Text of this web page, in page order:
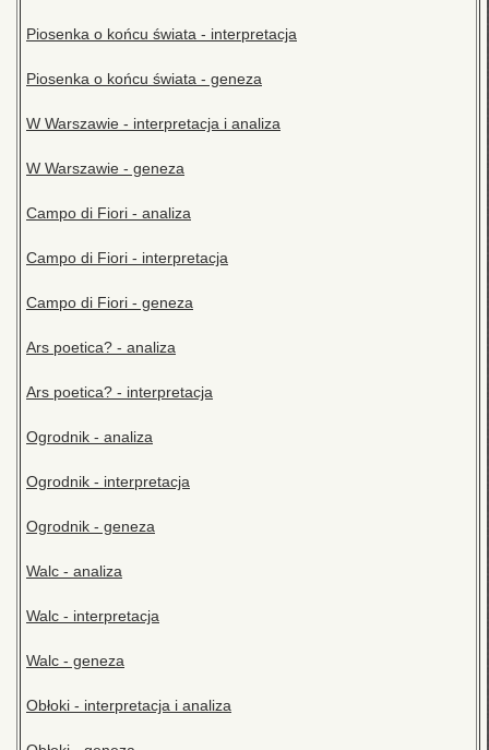
Piosenka o końcu świata - interpretacja
Piosenka o końcu świata - geneza
W Warszawie - interpretacja i analiza
W Warszawie - geneza
Campo di Fiori - analiza
Campo di Fiori - interpretacja
Campo di Fiori - geneza
Ars poetica? - analiza
Ars poetica? - interpretacja
Ogrodnik - analiza
Ogrodnik - interpretacja
Ogrodnik - geneza
Walc - analiza
Walc - interpretacja
Walc - geneza
Obłoki - interpretacja i analiza